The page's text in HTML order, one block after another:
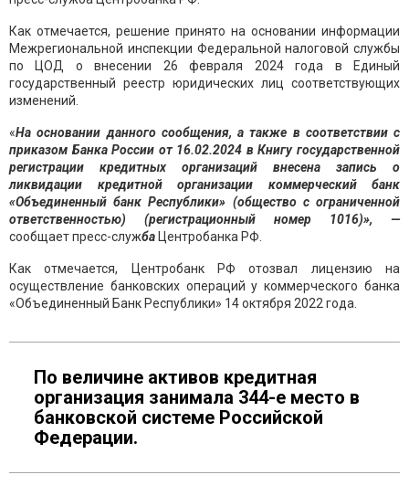
Как отмечается, решение принято на основании информации
Межрегиональной инспекции Федеральной налоговой службы
по ЦОД о внесении 26 февраля 2024 года в Единый
государственный реестр юридических лиц соответствующих
изменений.
«На основании данного сообщения, а также в соответствии с
приказом Банка России от 16.02.2024 в Книгу государственной
регистрации кредитных организаций внесена запись о
ликвидации кредитной организации коммерческий банк
«Объединенный банк Республики» (общество с ограниченной
ответственностью) (регистрационный номер 1016)», —
сообщает пресс-служба Центробанка РФ.
Как отмечается, Центробанк РФ отозвал лицензию на
осуществление банковских операций у коммерческого банка
«Объединенный Банк Республики» 14 октября 2022 года.
По величине активов кредитная
организация занимала 344-е место в
банковской системе Российской
Федерации.